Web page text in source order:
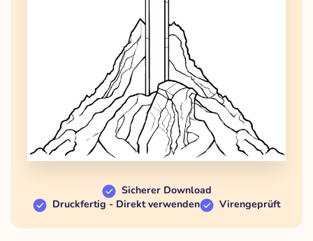
Sicherer Download
Druckfertig - Direkt verwenden
Virengeprüft